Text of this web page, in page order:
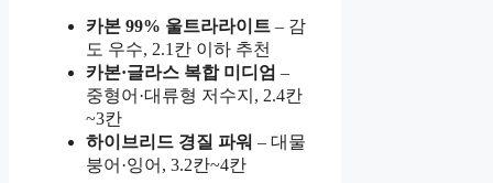
카본 99% 울트라라이트 – 감
도 우수, 2.1칸 이하 추천
카본·글라스 복합 미디엄 –
중형어·대류형 저수지, 2.4칸
~3칸
하이브리드 경질 파워 – 대물
붕어·잉어, 3.2칸~4칸